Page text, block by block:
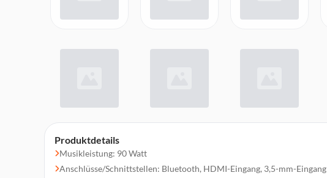
Produktdetails
Musikleistung: 90 Watt
Anschlüsse/Schnittstellen: Bluetooth, HDMI-Eingang, 3,5-mm-Eingang